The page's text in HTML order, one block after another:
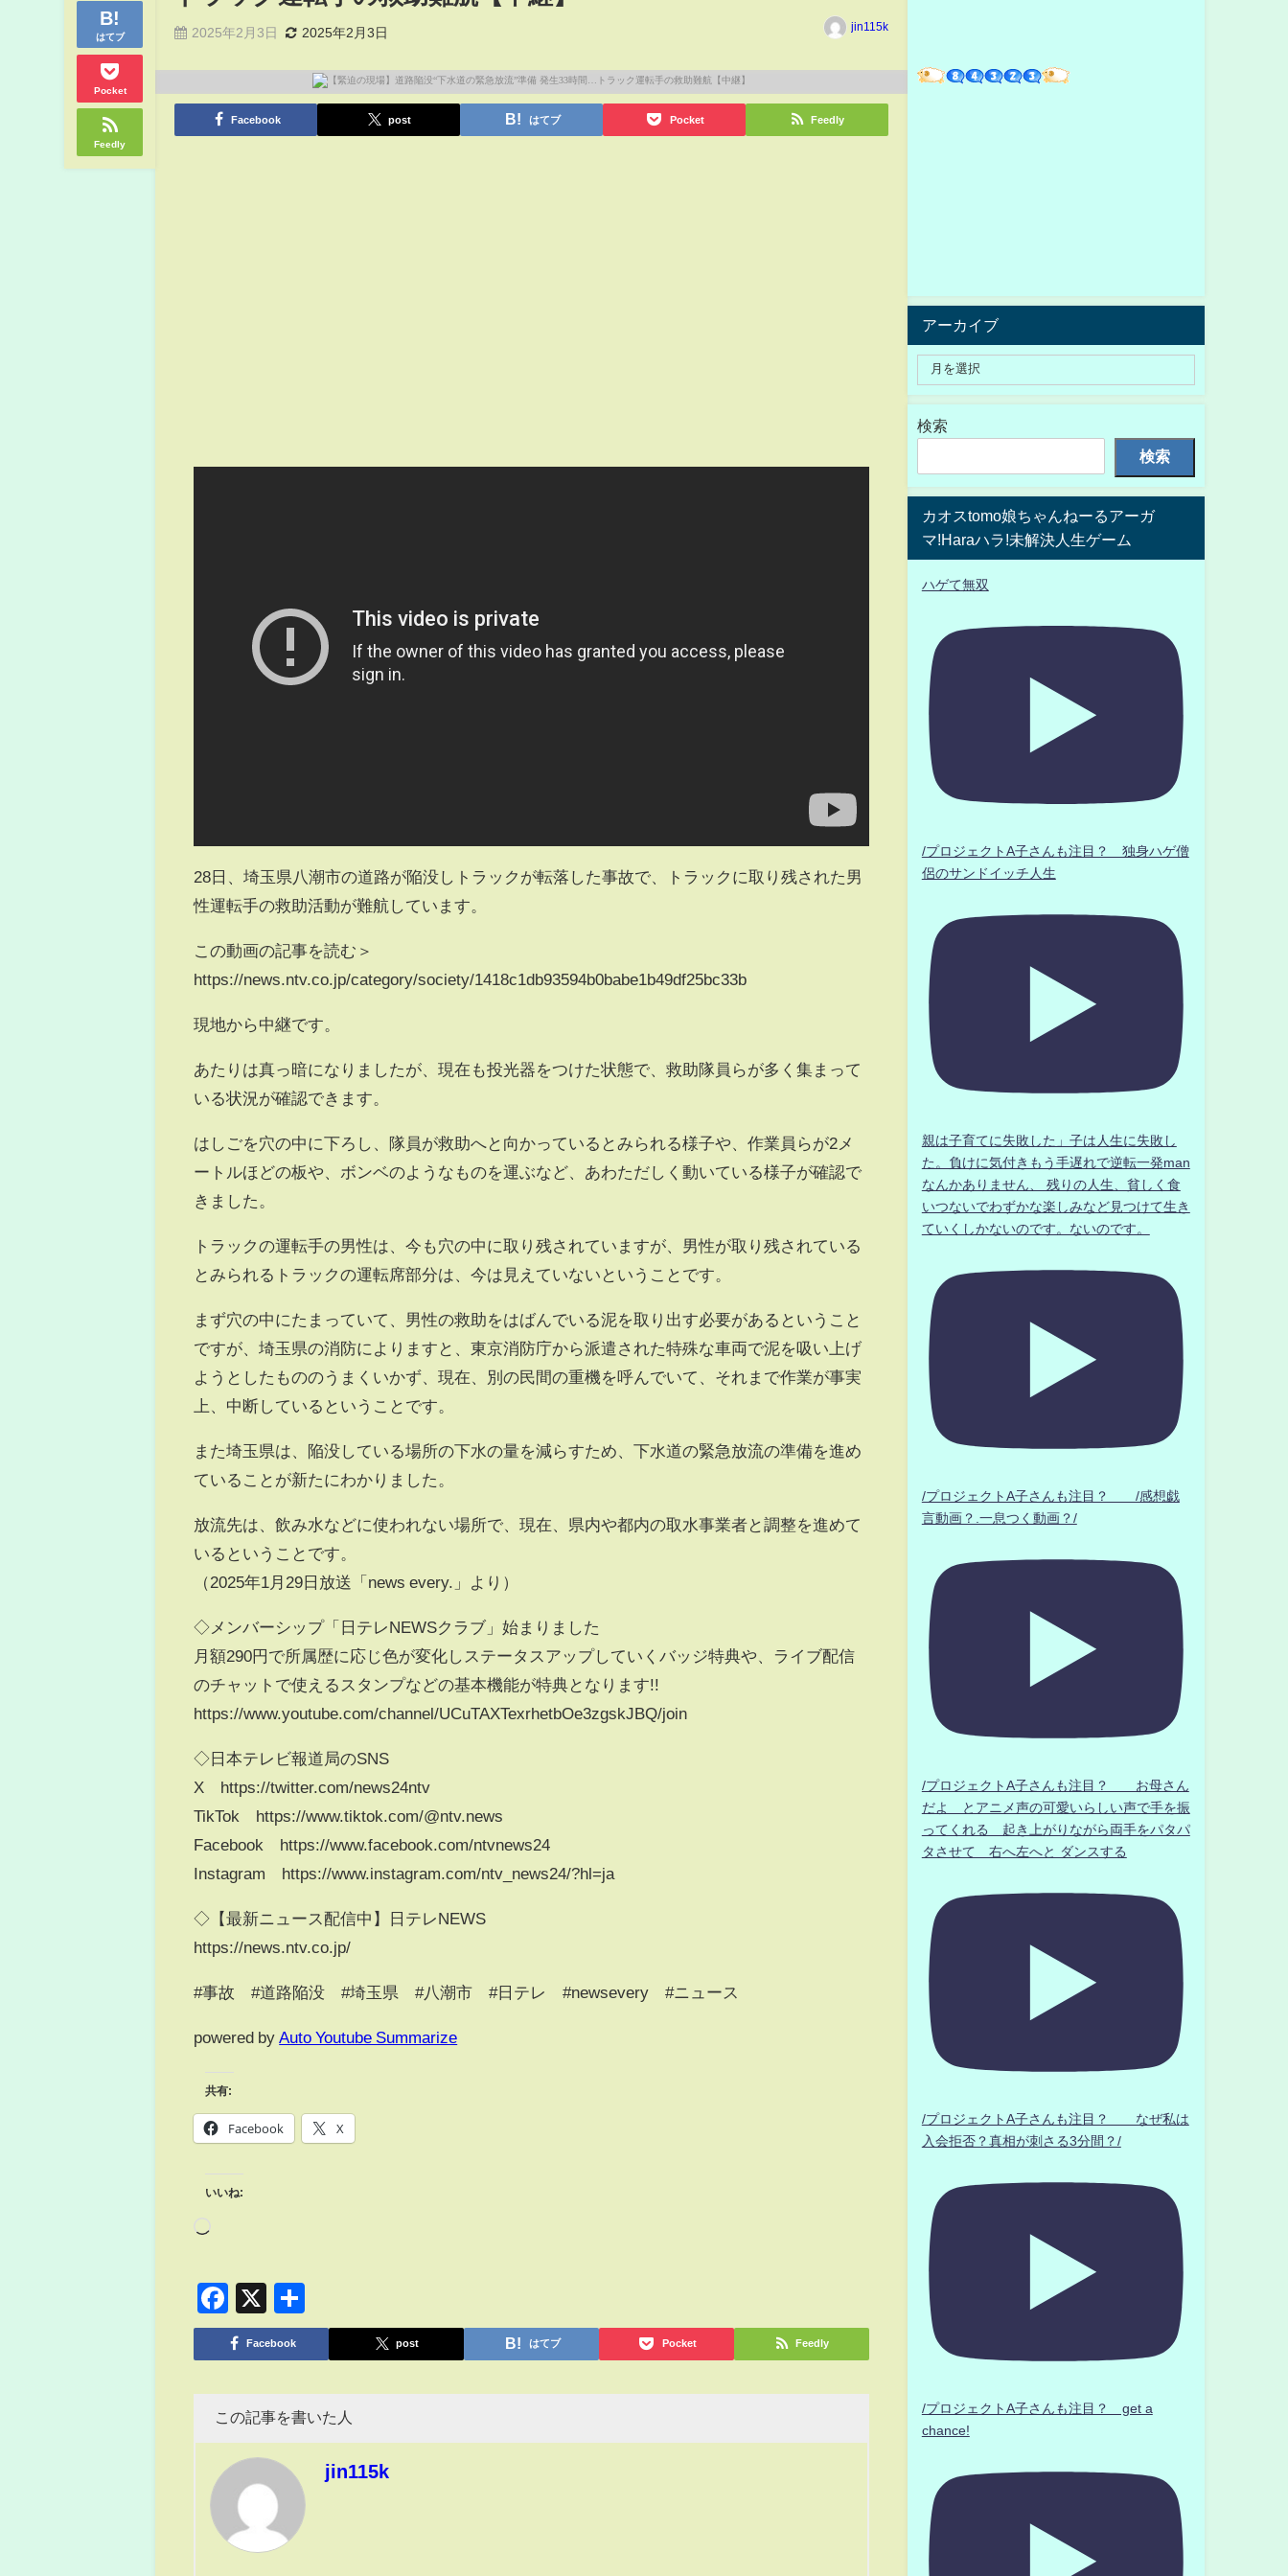
はてブ
Pocket
Feedly
2025年2月3日 2025年2月3日 jin115k
Facebook post はてブ Pocket Feedly
28日、埼玉県八潮市の道路が陥没しトラックが転落した事故で、トラックに取り残された男
性運転手の救助活動が難航しています。
この動画の記事を読む＞
https://news.ntv.co.jp/category/society/1418c1db93594b0babe1b49df25bc33b
現地から中継です。
あたりは真っ暗になりましたが、現在も投光器をつけた状態で、救助隊員らが多く集まって
いる状況が確認できます。
はしごを穴の中に下ろし、隊員が救助へと向かっているとみられる様子や、作業員らが2メ
ートルほどの板や、ボンベのようなものを運ぶなど、あわただしく動いている様子が確認で
きました。
トラックの運転手の男性は、今も穴の中に取り残されていますが、男性が取り残されている
とみられるトラックの運転席部分は、今は見えていないということです。
まず穴の中にたまっていて、男性の救助をはばんでいる泥を取り出す必要があるということ
ですが、埼玉県の消防によりますと、東京消防庁から派遣された特殊な車両で泥を吸い上げ
ようとしたもののうまくいかず、現在、別の民間の重機を呼んでいて、それまで作業が事実
上、中断しているということです。
また埼玉県は、陥没している場所の下水の量を減らすため、下水道の緊急放流の準備を進め
ていることが新たにわかりました。
放流先は、飲み水などに使われない場所で、現在、県内や都内の取水事業者と調整を進めて
いるということです。
（2025年1月29日放送「news every.」より）
◇メンバーシップ「日テレNEWSクラブ」始まりました
月額290円で所属歴に応じ色が変化しステータスアップしていくバッジ特典や、ライブ配信
のチャットで使えるスタンプなどの基本機能が特典となります!!
https://www.youtube.com/channel/UCuTAXTexrhetbOe3zgskJBQ/join
◇日本テレビ報道局のSNS
X https://twitter.com/news24ntv
TikTok https://www.tiktok.com/@ntv.news
Facebook https://www.facebook.com/ntvnews24
Instagram https://www.instagram.com/ntv_news24/?hl=ja
◇【最新ニュース配信中】日テレNEWS
https://news.ntv.co.jp/
#事故 #道路陥没 #埼玉県 #八潮市 #日テレ #newsevery #ニュース
powered by Auto Youtube Summarize
共有:
Facebook X
いいね:
Facebook
X
有
Facebook post はてブ Pocket Feedly
この記事を書いた人
jin115k
アーカイブ
検索
検索
カオスtomo娘ちゃんねーるアーガ
マ!Haraハラ!未解決人生ゲーム
ハゲて無双
/プロジェクトA子さんも注目？ 独身ハゲ僧
侶のサンドイッチ人生
親は子育てに失敗した」子は人生に失敗し
た。負けに気付きもう手遅れで逆転一発man
なんかありません、 残りの人生、貧しく食
いつないでわずかな楽しみなど見つけて生き
ていくしかないのです。ないのです。
/プロジェクトA子さんも注目？ /感想戯
言動画？.一息つく動画？/
/プロジェクトA子さんも注目？ お母さん
だよ とアニメ声の可愛いらしい声で手を振
ってくれる 起き上がりながら両手をパタパ
タさせて 右へ左へと ダンスする
/プロジェクトA子さんも注目？ なぜ私は
入会拒否？真相が刺さる3分間？/
/プロジェクトA子さんも注目？ get a
chance!